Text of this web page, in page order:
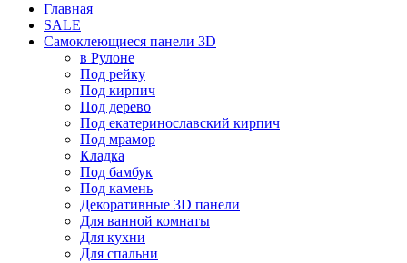
Главная
SALE
Самоклеющиеся панели 3D
в Рулоне
Под рейку
Под кирпич
Под дерево
Под екатеринославский кирпич
Под мрамор
Кладка
Под бамбук
Под камень
Декоративные 3D панели
Для ванной комнаты
Для кухни
Для спальни